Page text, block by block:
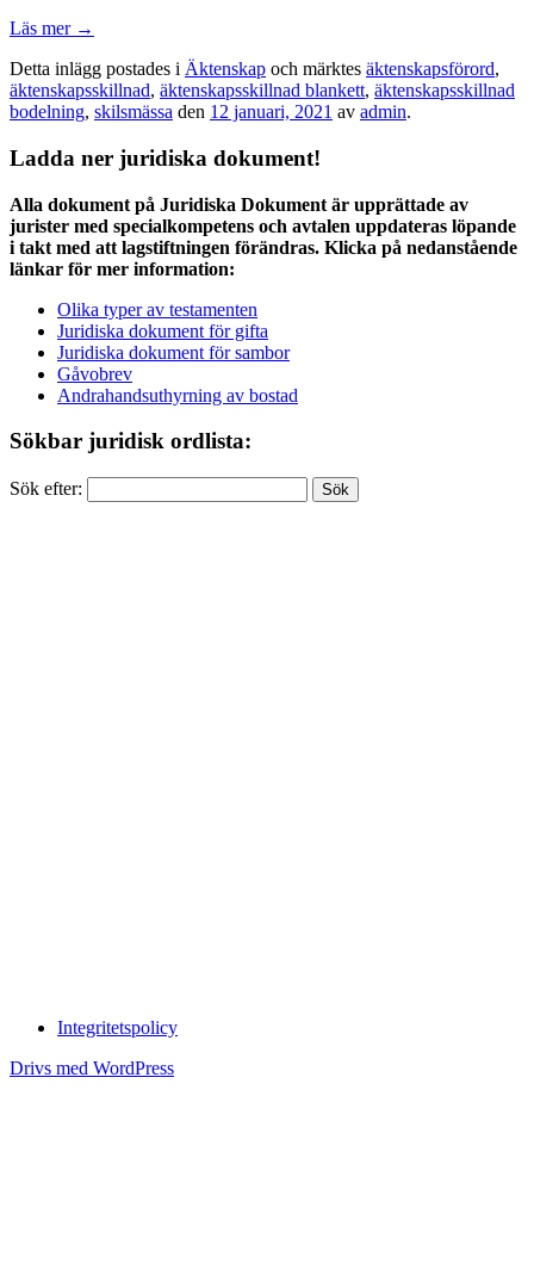
Läs mer →
Detta inlägg postades i Äktenskap och märktes äktenskapsförord,
äktenskapsskillnad, äktenskapsskillnad blankett, äktenskapsskillnad
bodelning, skilsmässa den 12 januari, 2021 av admin.
Ladda ner juridiska dokument!
Alla dokument på Juridiska Dokument är upprättade av
jurister med specialkompetens och avtalen uppdateras löpande
i takt med att lagstiftningen förändras. Klicka på nedanstående
länkar för mer information:
Olika typer av testamenten
Juridiska dokument för gifta
Juridiska dokument för sambor
Gåvobrev
Andrahandsuthyrning av bostad
Sökbar juridisk ordlista:
Sök efter:
Integritetspolicy
Drivs med WordPress